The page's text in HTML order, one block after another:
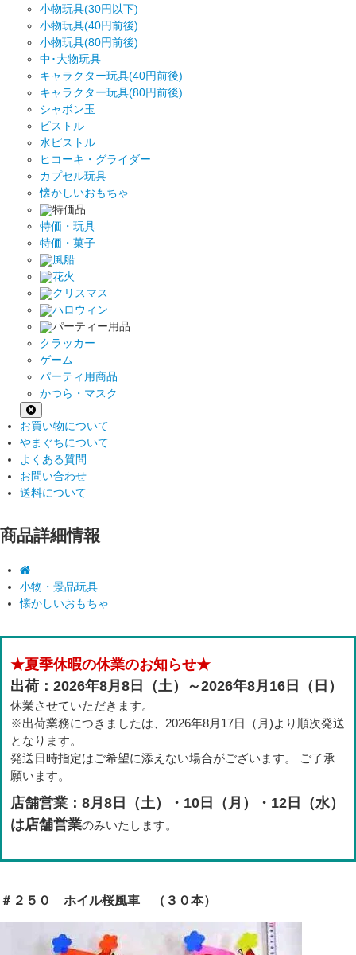
小物玩具(30円以下)
小物玩具(40円前後)
小物玩具(80円前後)
中･大物玩具
キャラクター玩具(40円前後)
キャラクター玩具(80円前後)
シャボン玉
ピストル
水ピストル
ヒコーキ・グライダー
カプセル玩具
懐かしいおもちゃ
特価品
特価・玩具
特価・菓子
風船
花火
クリスマス
ハロウィン
パーティー用品
クラッカー
ゲーム
パーティ用商品
かつら・マスク
お買い物について
やまぐちについて
よくある質問
お問い合わせ
送料について
商品詳細情報
小物・景品玩具
懐かしいおもちゃ
★夏季休暇の休業のお知らせ★
出荷：2026年8月8日（土）～2026年8月16日（日）
休業させていただきます。
※出荷業務につきましたは、2026年8月17日（月)より順次発送
となります。
発送日時指定はご希望に添えない場合がございます。 ご了承
願います。
店舗営業：8月8日（土）・10日（月）・12日（水）
は店舗営業のみいたします。
＃２５０ ホイル桜風車 （３０本）